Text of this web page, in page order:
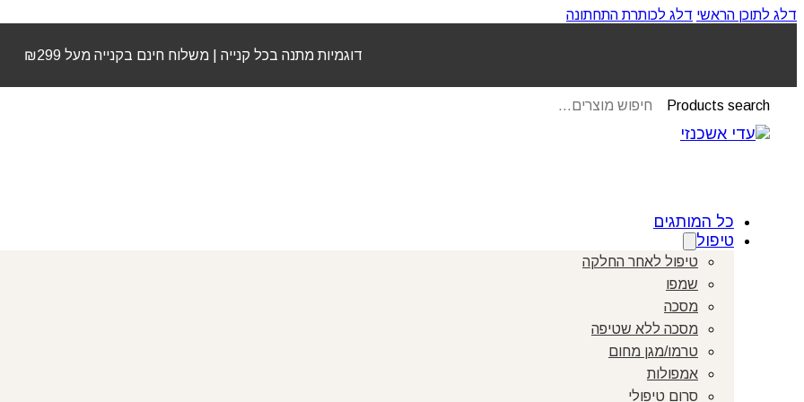
דלג לתוכן הראשי דלג לכותרת התחתונה
דוגמיות מתנה בכל קנייה | משלוח חינם בקנייה מעל ₪299
Products search
כל המותגים
טיפול
טיפול לאחר החלקה
שמפו
מסכה
מסכה ללא שטיפה
טרמו/מגן מחום
אמפולות
סרום טיפולי